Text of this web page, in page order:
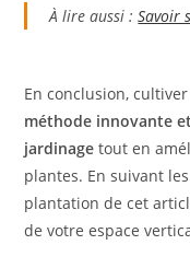
À lire aussi :Savoir
En conclusion,
méthode innovante
jardinage tout en
plantes. En suivant
plantation de cet
de votre espace